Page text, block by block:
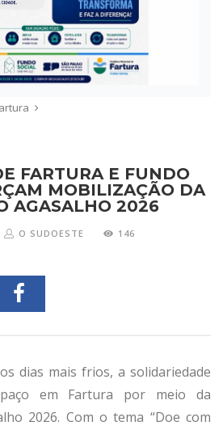
FARTURA E FUNDO
MOBILIZAÇÃO DA
AGASALHO 2026
O SUDOESTE 146
dias mais frios, a solidariedade
em Fartura por meio da
2026. Com o tema “Doe com